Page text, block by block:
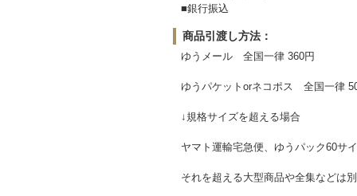
■銀行振込
商品引渡し方法：
ゆうメール 全国一律 360円
ゆうパケットorネコポス 全国一律
↓規格サイズを超える場合
ヤマト運輸宅急便、ゆうパック60
それを超える大型商品や全集などは